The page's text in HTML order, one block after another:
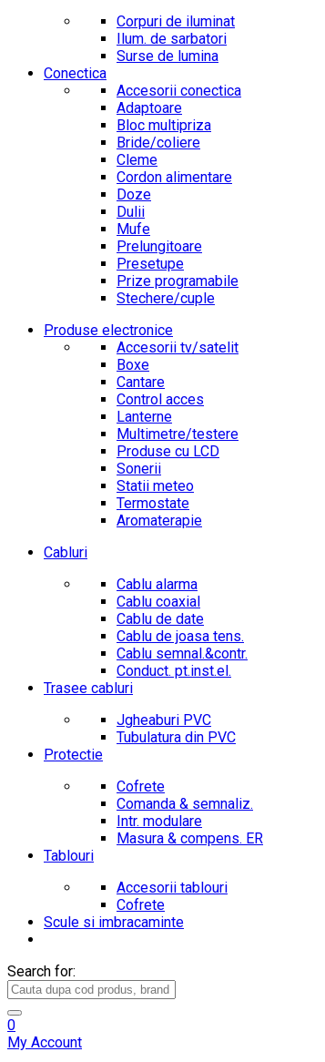
Corpuri de iluminat
Ilum. de sarbatori
Surse de lumina
Conectica
Accesorii conectica
Adaptoare
Bloc multipriza
Bride/coliere
Cleme
Cordon alimentare
Doze
Dulii
Mufe
Prelungitoare
Presetupe
Prize programabile
Stechere/cuple
Produse electronice
Accesorii tv/satelit
Boxe
Cantare
Control acces
Lanterne
Multimetre/testere
Produse cu LCD
Sonerii
Statii meteo
Termostate
Aromaterapie
Cabluri
Cablu alarma
Cablu coaxial
Cablu de date
Cablu de joasa tens.
Cablu semnal.&contr.
Conduct. pt.inst.el.
Trasee cabluri
Jgheaburi PVC
Tubulatura din PVC
Protectie
Cofrete
Comanda & semnaliz.
Intr. modulare
Masura & compens. ER
Tablouri
Accesorii tablouri
Cofrete
Scule si imbracaminte
Search for:
0
My Account